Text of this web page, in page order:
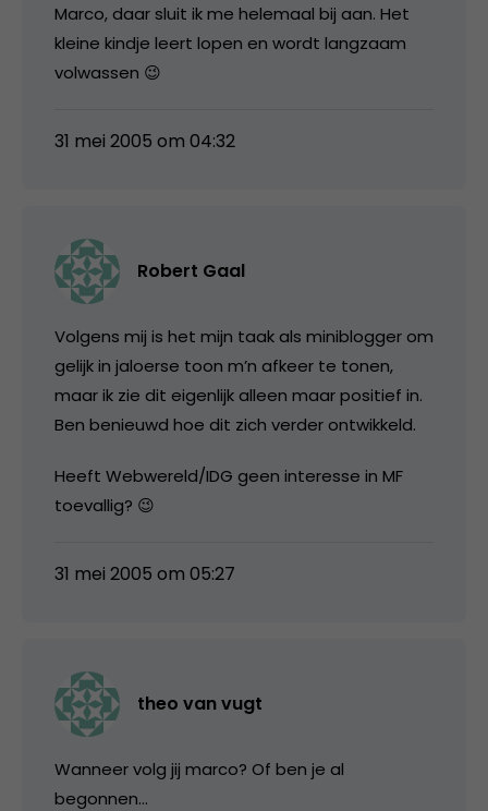
Marco, daar sluit ik me helemaal bij aan. Het
kleine kindje leert lopen en wordt langzaam
volwassen 😉
31 mei 2005 om 04:32
Robert Gaal
Volgens mij is het mijn taak als miniblogger om
gelijk in jaloerse toon m’n afkeer te tonen,
maar ik zie dit eigenlijk alleen maar positief in.
Ben benieuwd hoe dit zich verder ontwikkeld.
Heeft Webwereld/IDG geen interesse in MF
toevallig? 😉
31 mei 2005 om 05:27
theo van vugt
Wanneer volg jij marco? Of ben je al
begonnen…